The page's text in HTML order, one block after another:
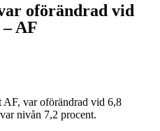
oförändrad vid
AF
AF, var oförändrad vid 6,8
nivån 7,2 procent.